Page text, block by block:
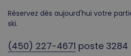
Réservez dès aujourd'hui votre
ski.
(450) 227-4671 poste 3284